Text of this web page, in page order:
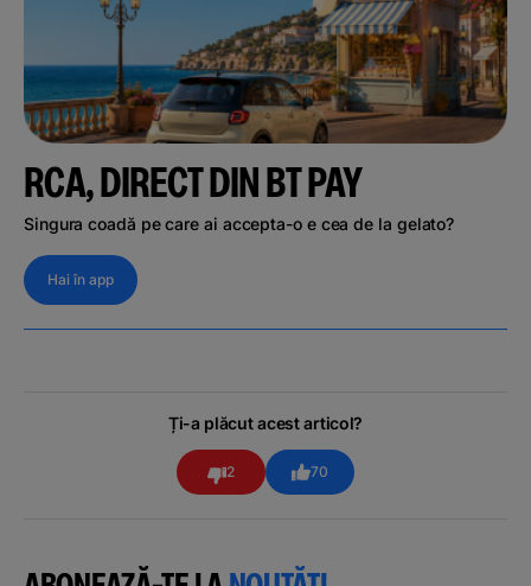
RCA, DIRECT DIN BT PAY
Singura coadă pe care ai accepta-o e cea de la gelato?
Hai în app
Ți-a plăcut acest articol?
2 70